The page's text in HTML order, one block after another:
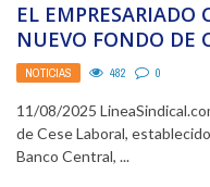
EL EMPRESARIADO
NUEVO FONDO DE
NOTICIAS 482 0
11/08/2025
de Cese Laboral,
Banco Central, ...